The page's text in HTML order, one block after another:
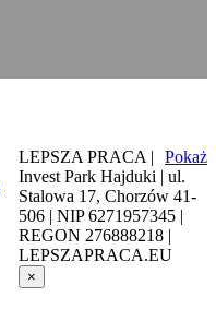
Pokaż
LEPSZA PRACA |
Invest Park Hajduki | ul.
Stalowa 17, Chorzów 41-
506 | NIP 6271957345 |
REGON 276888218 |
LEPSZAPRACA.EU
×